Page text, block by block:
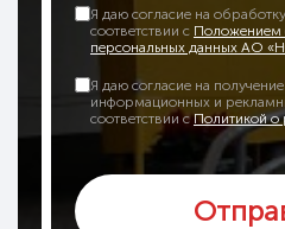
Я даю согласие на
соответствии с Положением
персональных данных АО
Я даю согласие на
информационных и
соответствии сПолитикой